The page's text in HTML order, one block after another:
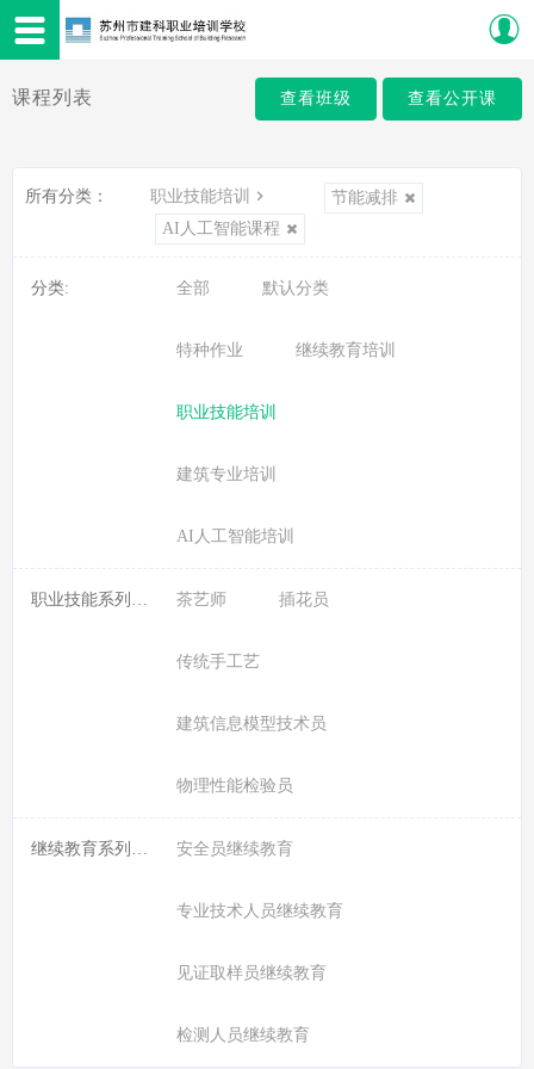
课程列表 查看班级 查看公开课
所有分类： 职业技能培训
节能减排
AI人工智能课程
分类: 全部 默认分类
特种作业 继续教育培训
职业技能培训
建筑专业培训
AI人工智能培训
茶艺师 插花员
传统手工艺
建筑信息模型技术员
物理性能检验员
安全员继续教育
专业技术人员继续教育
见证取样员继续教育
检测人员继续教育